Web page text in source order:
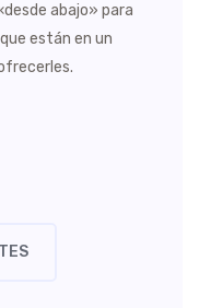
abajo» para
están en un